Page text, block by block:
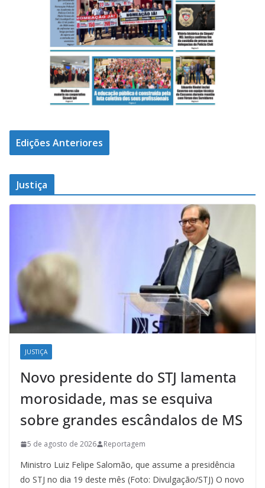
Edições Anteriores
Justiça
JUSTIÇA
Novo presidente do STJ lamenta
morosidade, mas se esquiva
sobre grandes escândalos de MS
5 de agosto de 2026 Reportagem
Ministro Luiz Felipe Salomão, que assume a presidência
do STJ no dia 19 deste mês (Foto: Divulgação/STJ) O novo